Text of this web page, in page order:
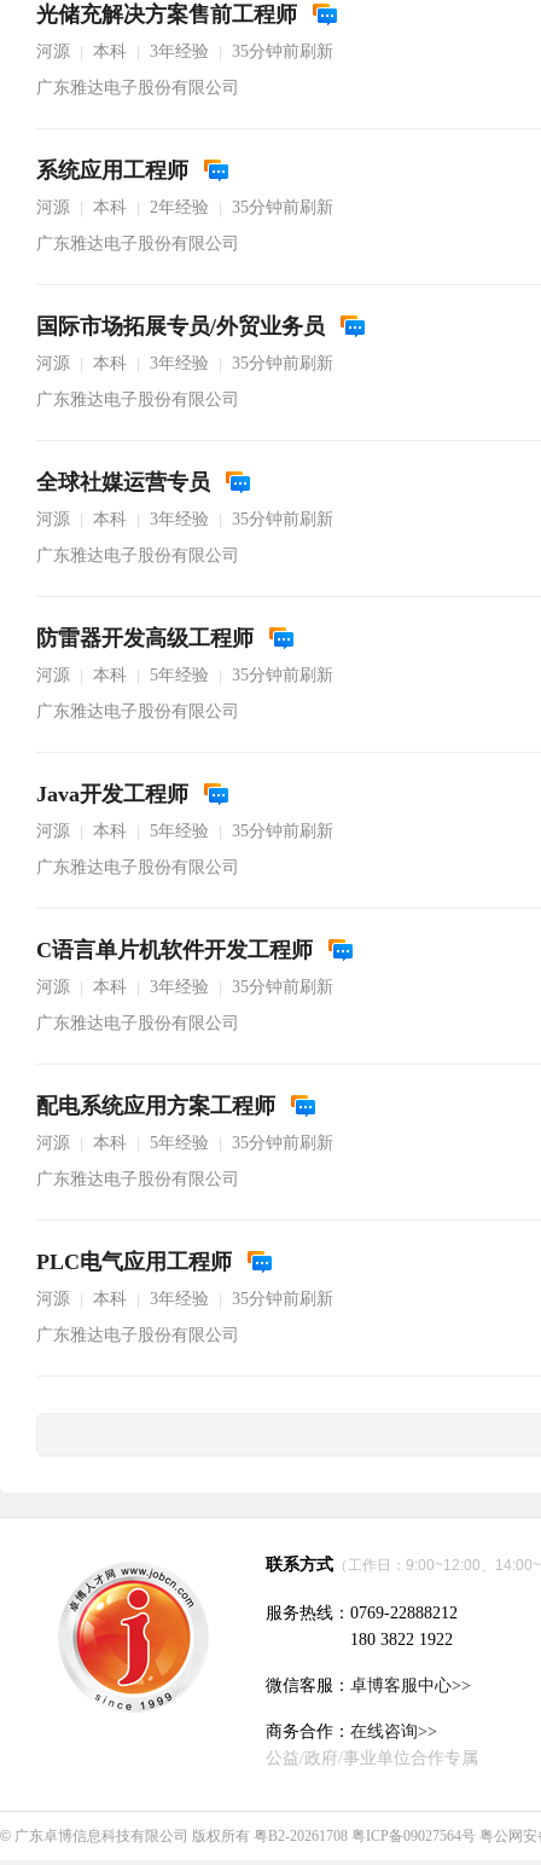
光储充解决方案售前工程师
河源 本科 3年经验
35分钟前刷新
广东雅达电子股份有限公司
系统应用工程师
河源 本科 2年经验
35分钟前刷新
广东雅达电子股份有限公司
国际市场拓展专员/外贸业务员
河源 本科 3年经验
35分钟前刷新
广东雅达电子股份有限公司
全球社媒运营专员
河源 本科 3年经验
35分钟前刷新
广东雅达电子股份有限公司
防雷器开发高级工程师
河源 本科 5年经验
35分钟前刷新
广东雅达电子股份有限公司
Java开发工程师
河源 本科 5年经验
35分钟前刷新
广东雅达电子股份有限公司
C语言单片机软件开发工程师
河源 本科 3年经验
35分钟前刷新
广东雅达电子股份有限公司
配电系统应用方案工程师
河源 本科 5年经验
35分钟前刷新
广东雅达电子股份有限公司
PLC电气应用工程师
河源 本科 3年经验
35分钟前刷新
广东雅达电子股份有限公司
联系方式 （工作日：9:00~12:00、
服务热线：0769-22888212
180 3822 1922
微信客服： 卓博客服中心>>
商务合作： 在线咨询>>
公益/政府/事业单位合作专属
© 广东卓博信息科技有限公司 版权所有 粤B2-20261708 粤ICP备09027564号 粤公网安